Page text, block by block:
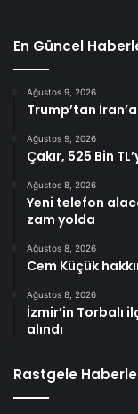
En Güncel
Ağustos 9, 2026
Trump’tan
Ağustos 9, 2026
Çakır, 525 Bin
Ağustos 8, 2026
Yeni telefon
zam yolda
Ağustos 8, 2026
Cem Küçük
Ağustos 8, 2026
İzmir’in Torbalı
alındı
Rastgele